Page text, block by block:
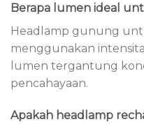
Berapa lumen ideal
Headlamp gunung
menggunakan
lumen tergantung
pencahayaan.
Apakah headlamp